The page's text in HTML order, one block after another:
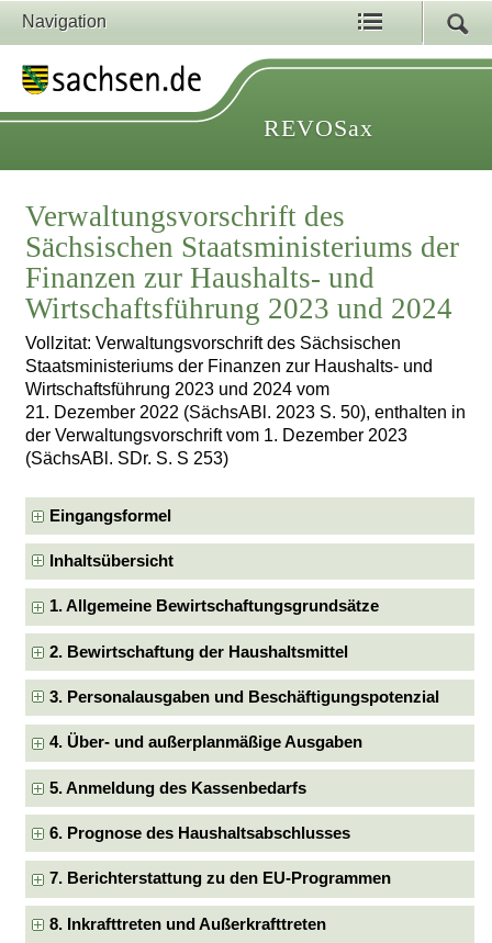
Navigation
REVOSax
Verwaltungsvorschrift des
Sächsischen Staatsministeriums der
Finanzen zur Haushalts- und
Wirtschaftsführung 2023 und 2024
Vollzitat: Verwaltungsvorschrift des Sächsischen
Staatsministeriums der Finanzen zur Haushalts- und
Wirtschaftsführung 2023 und 2024 vom
21. Dezember 2022 (SächsABl. 2023 S. 50), enthalten in
der Verwaltungsvorschrift vom 1. Dezember 2023
(SächsABl. SDr. S. S 253)
Eingangsformel
Inhaltsübersicht
1. Allgemeine Bewirtschaftungsgrundsätze
2. Bewirtschaftung der Haushaltsmittel
3. Personalausgaben und Beschäftigungspotenzial
4. Über- und außerplanmäßige Ausgaben
5. Anmeldung des Kassenbedarfs
6. Prognose des Haushaltsabschlusses
7. Berichterstattung zu den EU-Programmen
8. Inkrafttreten und Außerkrafttreten